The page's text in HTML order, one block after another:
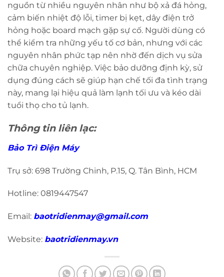
nguồn từ nhiều nguyên nhân như bộ xả đá hỏng,
cảm biến nhiệt độ lỗi, timer bị kẹt, dây điện trở
hỏng hoặc board mạch gặp sự cố. Người dùng có
thể kiểm tra những yếu tố cơ bản, nhưng với các
nguyên nhân phức tạp nên nhờ đến dịch vụ sửa
chữa chuyên nghiệp. Việc bảo dưỡng định kỳ, sử
dụng đúng cách sẽ giúp hạn chế tối đa tình trạng
này, mang lại hiệu quả làm lạnh tối ưu và kéo dài
tuổi thọ cho tủ lạnh.
Thông tin liên lạc:
Bảo Trì Điện Máy
Trụ sở: 698 Trường Chinh, P.15, Q. Tân Bình, HCM
Hotline: 0819447547
Email: baotridienmay@gmail.com
Website: baotridienmay.vn